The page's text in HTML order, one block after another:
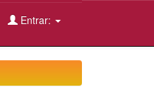
Entrar: